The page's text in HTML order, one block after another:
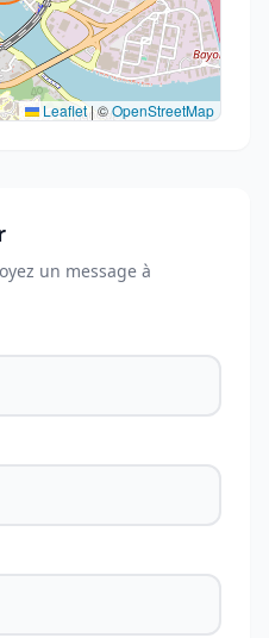
Leaflet |©OpenStreetMap
un message à